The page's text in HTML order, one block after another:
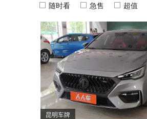
随时看 急售 超值
昆明车牌